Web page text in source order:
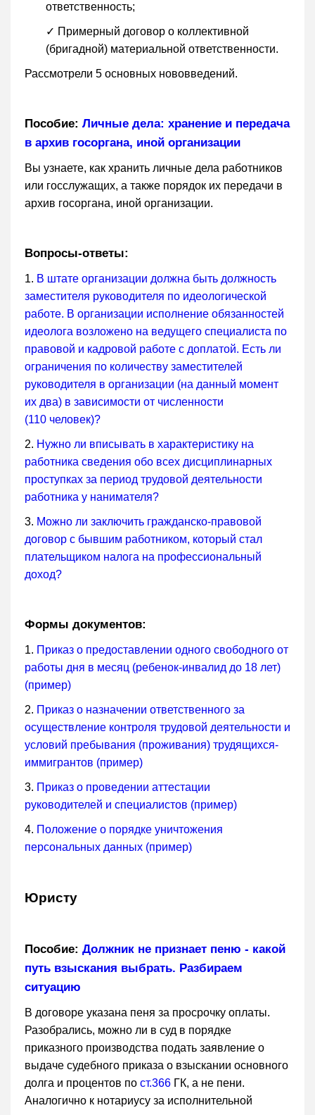
ответственность;
✓ Примерный договор о коллективной
(бригадной) материальной ответственности.
Рассмотрели 5 основных нововведений.
Пособие: Личные дела: хранение и передача
в архив госоргана, иной организации
Вы узнаете, как хранить личные дела работников
или госслужащих, а также порядок их передачи в
архив госоргана, иной организации.
Вопросы-ответы:
1. В штате организации должна быть должность
заместителя руководителя по идеологической
работе. В организации исполнение обязанностей
идеолога возложено на ведущего специалиста по
правовой и кадровой работе с доплатой. Есть ли
ограничения по количеству заместителей
руководителя в организации (на данный момент
их два) в зависимости от численности
(110 человек)?
2. Нужно ли вписывать в характеристику на
работника сведения обо всех дисциплинарных
проступках за период трудовой деятельности
работника у нанимателя?
3. Можно ли заключить гражданско-правовой
договор с бывшим работником, который стал
плательщиком налога на профессиональный
доход?
Формы документов:
1. Приказ о предоставлении одного свободного от
работы дня в месяц (ребенок-инвалид до 18 лет)
(пример)
2. Приказ о назначении ответственного за
осуществление контроля трудовой деятельности и
условий пребывания (проживания) трудящихся-
иммигрантов (пример)
3. Приказ о проведении аттестации
руководителей и специалистов (пример)
4. Положение о порядке уничтожения
персональных данных (пример)
Юристу
Пособие: Должник не признает пеню - какой
путь взыскания выбрать. Разбираем
ситуацию
В договоре указана пеня за просрочку оплаты.
Разобрались, можно ли в суд в порядке
приказного производства подать заявление о
выдаче судебного приказа о взыскании основного
долга и процентов по ст.366 ГК, а не пени.
Аналогично к нотариусу за исполнительной